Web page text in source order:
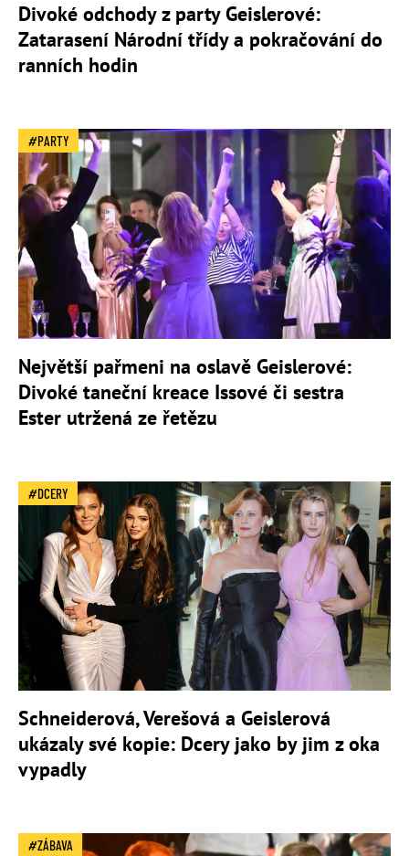
Divoké odchody z party Geislerové:
Zatarasení Národní třídy a pokračování do
ranních hodin
PARTY
Největší pařmeni na oslavě Geislerové:
Divoké taneční kreace Issové či sestra
Ester utržená ze řetězu
DCERY
Schneiderová, Verešová a Geislerová
ukázaly své kopie: Dcery jako by jim z oka
vypadly
ZÁBAVA